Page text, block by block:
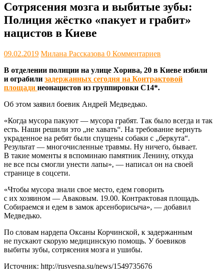
Сотрясения мозга и выбитые зубы:
Полиция жёстко «пакует и грабит»
нацистов в Киеве
09.02.2019 Милана Рассказова 0 Комментариев
В отделении полиции на улице Хорива, 20 в Киеве избили
и ограбили задержанных сегодня на Контрактовой
площади неонацистов из группировки С14*.
Об этом заявил боевик Андрей Медведько.
«Когда мусора пакуют — мусора грабят. Так было всегда и так
есть. Наши решили это „не хавать“. На требование вернуть
украденное на ребят были спущены собаки с „беркута“.
Результат — многочисленные травмы. Ну ничего, бывает.
В такие моменты я вспоминаю памятник Ленину, откуда
не все псы смогли унести лапы», — написал он на своей
странице в соцсети.
«Чтобы мусора знали свое место, едем говорить
с их хозяином — Аваковым. 19.00. Контрактовая площадь.
Собираемся и едем в замок арсенборисыча», — добавил
Медведько.
По словам нардепа Оксаны Корчинской, к задержанным
не пускают скорую медицинскую помощь. У боевиков
выбиты зубы, сотрясения мозга и ушибы.
Источник: http://rusvesna.su/news/1549735676